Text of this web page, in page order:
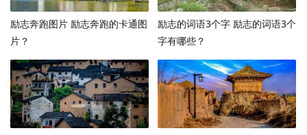
励志奔跑图片 励志奔跑的卡通图
片？
励志的词语3个字 励志的词语3个
字有哪些？